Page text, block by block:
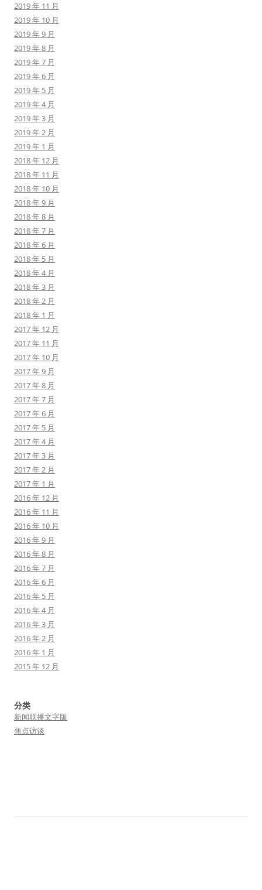
2019 年 11 月
2019 年 10 月
2019 年 9 月
2019 年 8 月
2019 年 7 月
2019 年 6 月
2019 年 5 月
2019 年 4 月
2019 年 3 月
2019 年 2 月
2019 年 1 月
2018 年 12 月
2018 年 11 月
2018 年 10 月
2018 年 9 月
2018 年 8 月
2018 年 7 月
2018 年 6 月
2018 年 5 月
2018 年 4 月
2018 年 3 月
2018 年 2 月
2018 年 1 月
2017 年 12 月
2017 年 11 月
2017 年 10 月
2017 年 9 月
2017 年 8 月
2017 年 7 月
2017 年 6 月
2017 年 5 月
2017 年 4 月
2017 年 3 月
2017 年 2 月
2017 年 1 月
2016 年 12 月
2016 年 11 月
2016 年 10 月
2016 年 9 月
2016 年 8 月
2016 年 7 月
2016 年 6 月
2016 年 5 月
2016 年 4 月
2016 年 3 月
2016 年 2 月
2016 年 1 月
2015 年 12 月
分类
新闻联播文字版
焦点访谈